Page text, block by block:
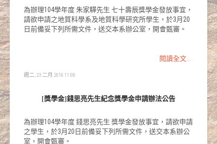
為辦理104學年度 朱家驊先生 七十壽辰獎學金發放事宜，
請欲申請之地質科學系及地質科學研究所學生，於3月20
日前備妥下列所需文件，送交本系辦公室，開會甄審。
閱讀全文...
週二, 23 二月 2016 11:08
[獎學金]錢思亮先生紀念獎學金申請辦法公告
為辦理104學年度 錢思亮先生 獎學金發放事宜，請欲申請
之學生，於3月20日前備妥下列所需文件，送交本系辦公
室，開會甄審。